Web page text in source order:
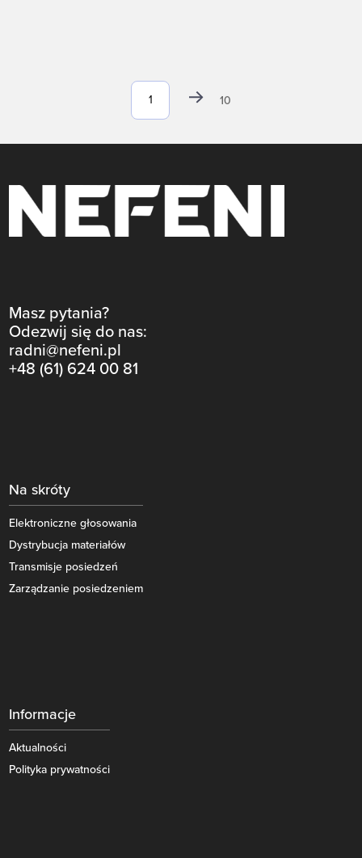
10
Masz pytania?
Odezwij się do nas:
radni@nefeni.pl
+48 (61) 624 00 81
Na skróty
Elektroniczne głosowania
Dystrybucja materiałów
Transmisje posiedzeń
Zarządzanie posiedzeniem
Informacje
Aktualności
Polityka prywatności